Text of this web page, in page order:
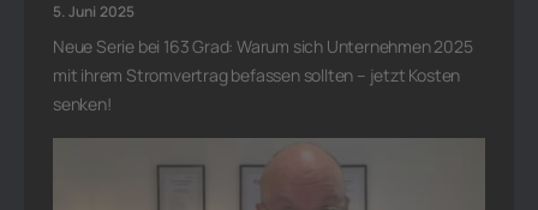
5. Juni 2025
Neue Serie bei 163 Grad: Warum sich Unternehmen 2025
mit ihrem Stromvertrag befassen sollten – jetzt Kosten
senken!